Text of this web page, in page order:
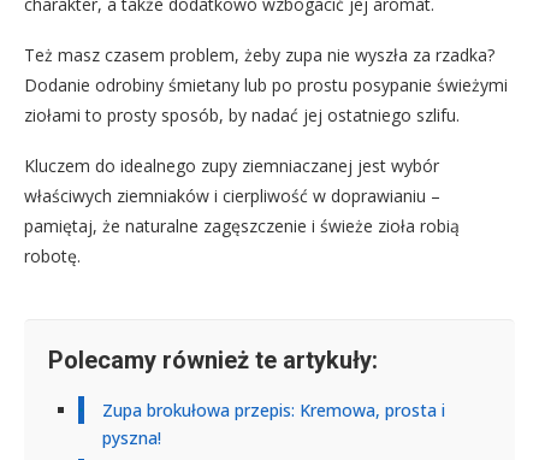
Też masz czasem problem, żeby zupa nie wyszła za rzadka?
Dodanie odrobiny śmietany lub po prostu posypanie świeżymi
ziołami to prosty sposób, by nadać jej ostatniego szlifu.
Kluczem do idealnego zupy ziemniaczanej jest wybór
właściwych ziemniaków i cierpliwość w doprawianiu –
pamiętaj, że naturalne zagęszczenie i świeże zioła robią
robotę.
Polecamy również te artykuły:
Zupa brokułowa przepis: Kremowa, prosta i
pyszna!